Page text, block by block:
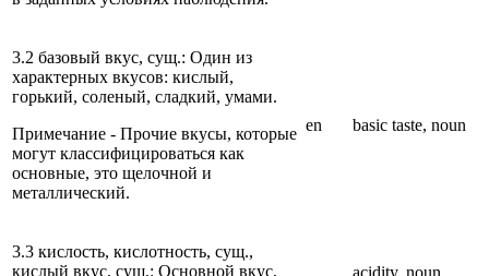
3.2 базовый вкус, сущ.: Один из
характерных вкусов: кислый,
горький, соленый, сладкий, умами.
Примечание - Прочие вкусы, которые
могут классифицироваться как
основные, это щелочной и
металлический.
en basic taste, noun
3.3 кислость, кислотность, сущ.,
кислый вкус, сущ.: Основной вкус,
acidity, noun